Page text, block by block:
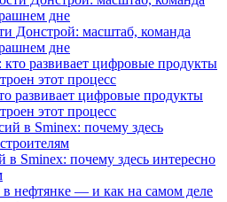
Донстрой: масштаб, команда
дне
развивает цифровые продукты
этот процесс
Sminex: почему здесь интересно